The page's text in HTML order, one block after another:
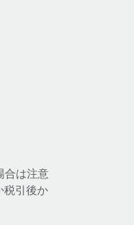
合は注意
税引後か